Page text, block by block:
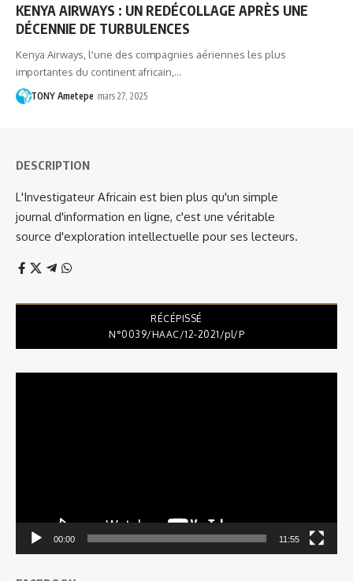
KENYA AIRWAYS : UN REDÉCOLLAGE APRÈS UNE
DÉCENNIE DE TURBULENCES
Kenya Airways, l'une des compagnies aériennes les plus
importantes du continent africain,…
TONY Ametepe mars 27, 2025
DESCRIPTION
L'Investigateur Africain est bien plus qu'un simple
journal d'information en ligne, c'est une véritable
source d'exploration intellectuelle pour ses lecteurs.
RÉCÉPISSÉ
N°0039/HAAC/12-2021/pl/P
00:00 11:55